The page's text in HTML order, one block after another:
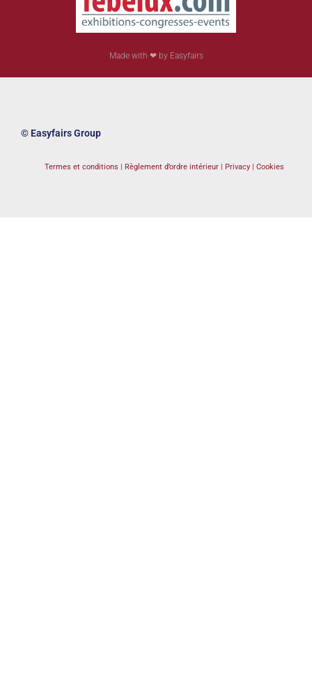
Made with ❤ by Easyfairs
© Easyfairs Group
Termes et conditions | Règlement d’ordre intérieur | Privacy | Cookies